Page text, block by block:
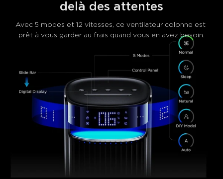
delà des attentes
Avec 5 modes et 12 vitesses, ce ventilateur colonne est
prêt à vous garder au frais quand vous en avez besoin.